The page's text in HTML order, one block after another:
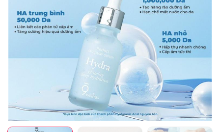
Mã giảm giá:
Ngày hết hạn:
Điều kiện: